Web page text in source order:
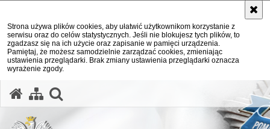
Strona używa plików cookies, aby ułatwić użytkownikom korzystanie z
serwisu oraz do celów statystycznych. Jeśli nie blokujesz tych plików, to
zgadzasz się na ich użycie oraz zapisanie w pamięci urządzenia.
Pamiętaj, że możesz samodzielnie zarządzać cookies, zmieniając
ustawienia przeglądarki. Brak zmiany ustawienia przeglądarki oznacza
wyrażenie zgody.